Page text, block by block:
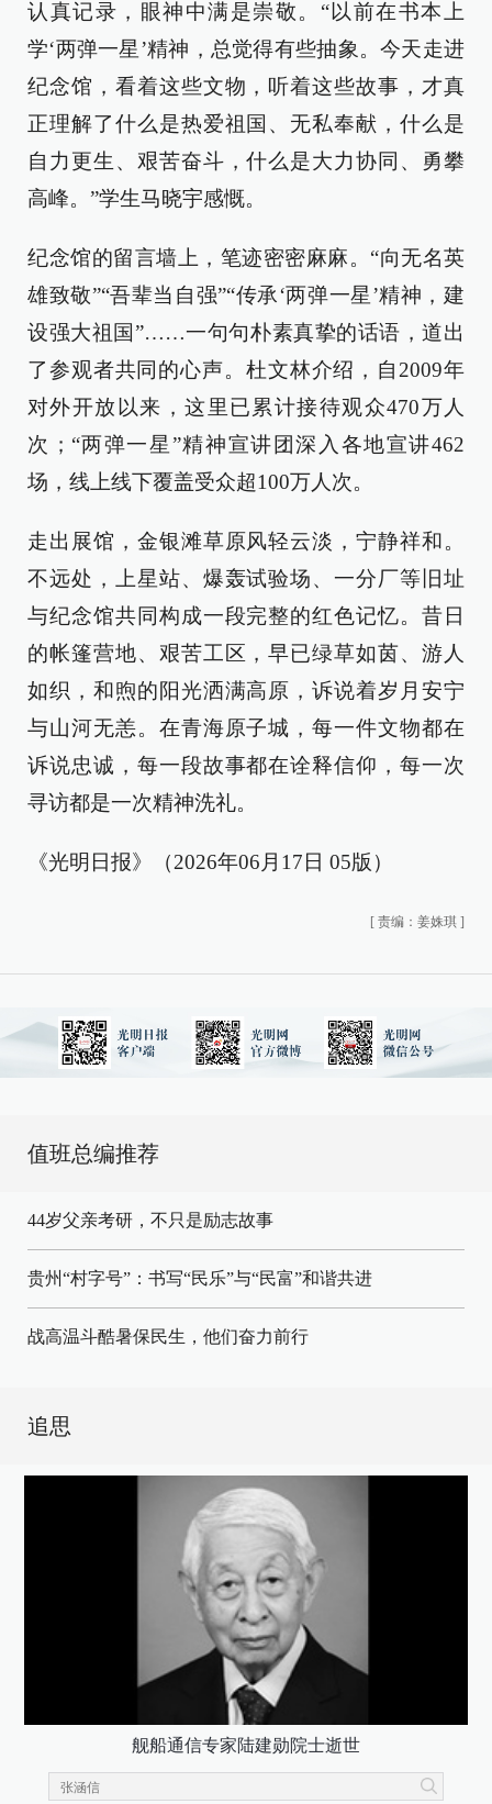
认真记录，眼神中满是崇敬。“以前在书本上
学‘两弹一星’精神，总觉得有些抽象。今天走进
纪念馆，看着这些文物，听着这些故事，才真
正理解了什么是热爱祖国、无私奉献，什么是
自力更生、艰苦奋斗，什么是大力协同、勇攀
高峰。”学生马晓宇感慨。
纪念馆的留言墙上，笔迹密密麻麻。“向无名英
雄致敬”“吾辈当自强”“传承‘两弹一星’精神，建
设强大祖国”……一句句朴素真挚的话语，道出
了参观者共同的心声。杜文林介绍，自2009年
对外开放以来，这里已累计接待观众470万人
次；“两弹一星”精神宣讲团深入各地宣讲462
场，线上线下覆盖受众超100万人次。
走出展馆，金银滩草原风轻云淡，宁静祥和。
不远处，上星站、爆轰试验场、一分厂等旧址
与纪念馆共同构成一段完整的红色记忆。昔日
的帐篷营地、艰苦工区，早已绿草如茵、游人
如织，和煦的阳光洒满高原，诉说着岁月安宁
与山河无恙。在青海原子城，每一件文物都在
诉说忠诚，每一段故事都在诠释信仰，每一次
寻访都是一次精神洗礼。
《光明日报》（2026年06月17日 05版）
[ 责编：姜姝琪 ]
值班总编推荐
44岁父亲考研，不只是励志故事
贵州“村字号”：书写“民乐”与“民富”和谐共进
战高温斗酷暑保民生，他们奋力前行
追思
舰船通信专家陆建勋院士逝世